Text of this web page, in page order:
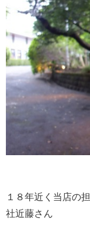
１８年近く当店の
社近藤さん